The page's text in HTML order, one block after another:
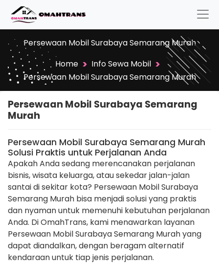
Persewaan Mobil Surabaya Semarang Murah
Home > Info Sewa Mobil >
Persewaan Mobil Surabaya Semarang Murah
Persewaan Mobil Surabaya Semarang
Murah
Persewaan Mobil Surabaya Semarang Murah
Solusi Praktis untuk Perjalanan Anda
Apakah Anda sedang merencanakan perjalanan
bisnis, wisata keluarga, atau sekedar jalan-jalan
santai di sekitar kota? Persewaan Mobil Surabaya
Semarang Murah bisa menjadi solusi yang praktis
dan nyaman untuk memenuhi kebutuhan perjalanan
Anda. Di OmahTrans, kami menawarkan layanan
Persewaan Mobil Surabaya Semarang Murah yang
dapat diandalkan, dengan beragam alternatif
kendaraan untuk tiap jenis perjalanan.